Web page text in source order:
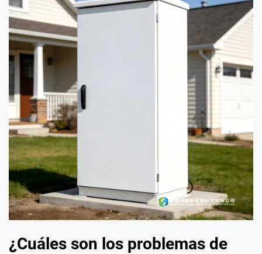
¿Cuáles son los problemas de